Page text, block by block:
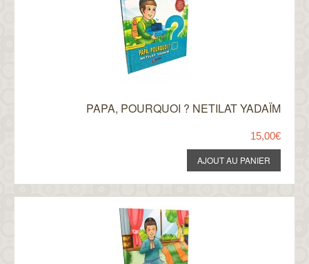
PAPA, POURQUOI ? NETILAT YADAÏM
15,00€